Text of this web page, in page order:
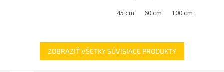
45 cm
60 cm 100 cm
ZOBRAZIŤ VŠETKY SÚVISIACE PRODUKTY